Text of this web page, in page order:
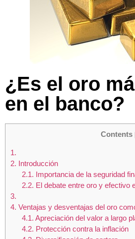
¿Es el oro
en el banco?
Contents
1.
2. Introducción
2.1. Importancia de la seguridad
2.2. El debate entre oro y efectivo
3.
4. Ventajas y desventajas del oro
4.1. Apreciación del valor a largo
4.2. Protección contra la inflación